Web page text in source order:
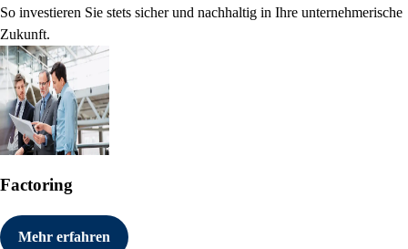
So investieren Sie stets sicher und nachhaltig in Ihre unternehmerische
Zukunft.
Factoring
Mehr erfahren